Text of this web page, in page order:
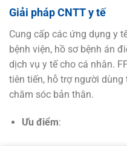
Giải pháp CNTT y tế
Cung cấp các ứng dụng y
bệnh viện, hồ sơ bệnh án
dịch vụ y tế cho cá nhân.
tiên tiến, hỗ trợ người
chăm sóc bản thân.
Ưu điểm: